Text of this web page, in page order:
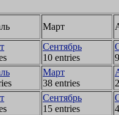
Март
Сентябрь
10 entries
Март
38 entries
Сентябрь
15 entries